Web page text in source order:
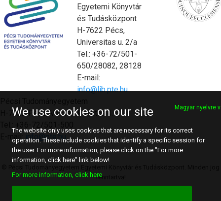
Egyetemi Könyvtár
és Tudásközpont
H-7622 Pécs,
Universitas u. 2/a
Tel.: +36-72/501-
650/28082, 28128
E-mail:
info@lib.pte.hu
H-7622 Pécs, Vasvári Pál utca 4.
info@pte.hu
fenntartva!
We use cookies on our site Magyar nyelvre
The website only uses cookies that are necessary for its correct
operation. These include cookies that identify a specific session for
the user. For more information, please click on the "For more
information, click here" link below!
For more information, click here